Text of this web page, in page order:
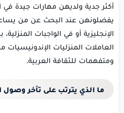
أكثر جدية ولديهن مهارات جيدة في
يفضلونهن عند البحث عن من
الإنجليزية أو في الواجبات
العاملات المنزليات الإندونيسيات
ومتفهمات للثقافة العربية.
ما الذي يترتب على تأخر وصول